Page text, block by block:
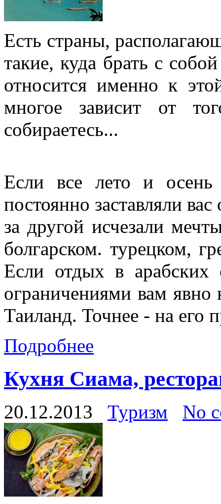
Есть страны,
такие, куда брать с
относится именно к
многое зависит от
собираетесь...
Если все лето и
постоянно заставляли
за другой исчезали
болгарском. турецком,
Если отдых в арабских
ограничениями вам
Таиланд. Точнее - на его
Подробнее
Кухня Сиама,
20.12.2013 Туризм No